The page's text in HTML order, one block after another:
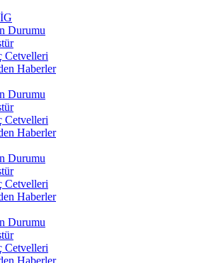
Durumu
Cetvelleri
Haberler
Durumu
Cetvelleri
Haberler
Durumu
Cetvelleri
Haberler
Durumu
Cetvelleri
Haberler